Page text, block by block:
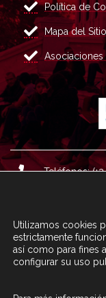
Política de
Mapa del Sitio
Teléfonos:
Correo :
Utilizamos cookies
estrictamente
así como para fines
configurar su uso